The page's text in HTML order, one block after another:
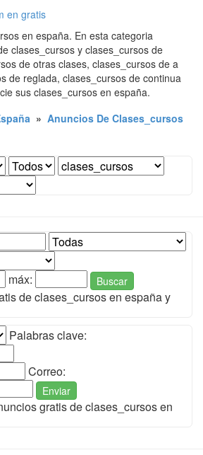
en españa. En esta categoria
clases_cursos y clases_cursos de
de otras clases, clases_cursos de a
de reglada, clases_cursos de continua
sus clases_cursos en españa.
» Anuncios De Clases_cursos
máx: Buscar
de clases_cursos en españa y
Palabras clave:
Correo:
Enviar
gratis de clases_cursos en